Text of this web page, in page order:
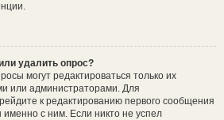
удалить опрос?
могут редактироваться только их
или администраторами. Для
к редактированию первого сообщения
именно с ним. Если никто не успел